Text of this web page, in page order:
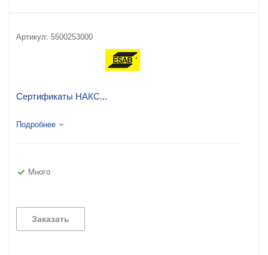
Артикул: 5500253000
Сертификаты НАКС...
Подробнее
Много
Заказать